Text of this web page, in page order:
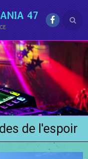
47
de l'espoir